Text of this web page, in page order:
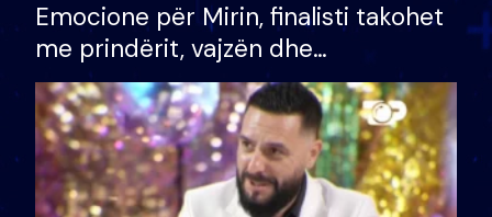
Emocione për Mirin, finalisti takohet
me prindërit, vajzën dhe
bashkëshorten: S’kemi ndonjë letër
divorci apo jo?